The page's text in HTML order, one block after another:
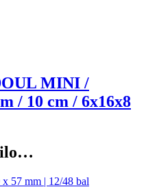
MINI /
/ 10 cm / 6x16x8